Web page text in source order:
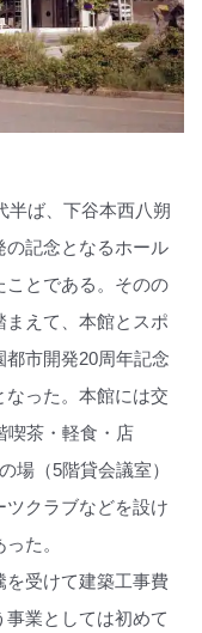
半ば、下谷本西八朔
の記念となるホール
ことである。そのの
えて、本館とスポ
市開発20周年記念
った。本館には交
喫茶・軽食・店
場（5階貸会議室）
クラブなどを設け
た。
を受けて建築工事費
業としては初めて